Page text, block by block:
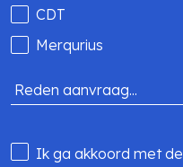
CDT
Merqurius
Reden aanvraag...
Ik ga akkoord met de